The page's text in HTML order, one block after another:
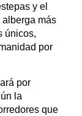
y el
más
únicos,
por
por
la
que